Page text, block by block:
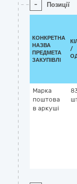
- Позиції
КОНКРЕТНА
НАЗВА
ПРЕДМЕТА
ЗАКУПІВЛІ
/
Марка
поштова
в аркуші